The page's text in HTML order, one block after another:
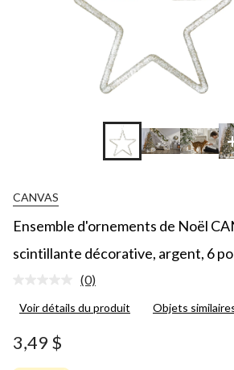
CANVAS
Ensemble d'ornements de Noël
scintillante décorative, argent, 6 po
Aucune
pour
(0)
Voir détails du produit Objets
3,49 $